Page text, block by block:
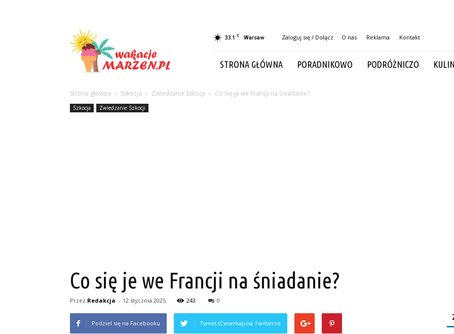
Wakacje-
marzen.pl
33.1 C Warsaw Zaloguj się / Dołącz O nas Reklama Kontakt
STRONA GŁÓWNA PORADNIKOWO PODRÓŻNICZO
Strona główna Szkocja Zwiedzanie Szkocji Co się je we Francji na śniadanie?
Szkocja Zwiedzanie Szkocji
Co się je we Francji na śniadanie?
Przez Redakcja - 12 stycznia 2025 243 0
Podziel się na Facebooku Tweet (Ćwierkaj) na Twitterze